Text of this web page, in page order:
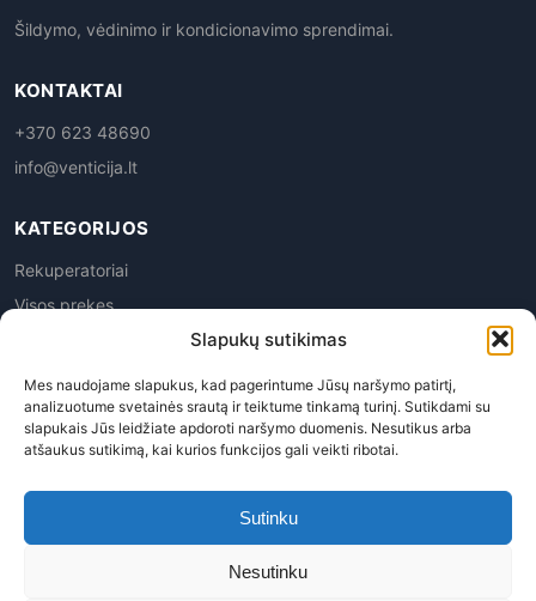
Slapukų sutikimas
Mes naudojame slapukus, kad pagerintume Jūsų naršymo patirtį,
analizuotume svetainės srautą ir teiktume tinkamą turinį. Sutikdami su
slapukais Jūs leidžiate apdoroti naršymo duomenis. Nesutikus arba
atšaukus sutikimą, kai kurios funkcijos gali veikti ribotai.
Sutinku
Nesutinku
Šildymo, vėdinimo ir kondicionavimo sprendimai.
KONTAKTAI
+370 623 48690
info@venticija.lt
KATEGORIJOS
Rekuperatoriai
Visos prekes
Privatumo politika | Prekių grąžinimas | Pirkimo
Pristatymas
© 2026 Venticija™ - Visos teisės saugomos. Kopijuoti, platinti